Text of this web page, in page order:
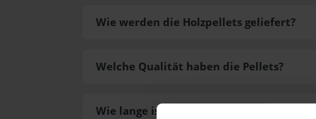
Wie werden die Holzpellets geliefert?
Welche Qualität haben die Pellets?
Wie lange ist die Lieferzeit der Pellets?